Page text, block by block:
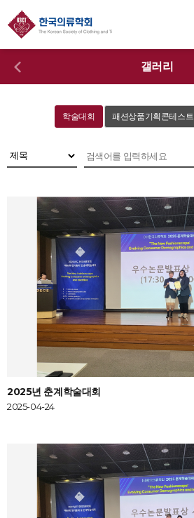
갤러리
학술대회 패션상품기획콘테스트
2025년 춘계학술대회
2025-04-24